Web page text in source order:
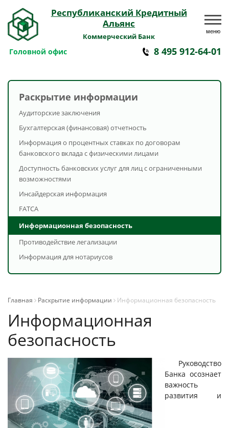
Республиканский Кредитный
Альянс
Коммерческий Банк
меню
Головной офис 8 495 912-64-01
Раскрытие информации
Аудиторские заключения
Бухгалтерская (финансовая) отчетность
Информация о процентных ставках по договорам
банковского вклада с физическими лицами
Доступность банковских услуг для лиц с ограниченными
возможностями
Инсайдерская информация
FATCA
Информационная безопасность
Противодействие легализации
Информация для нотариусов
Главная Раскрытие информации Информационная безопасность
Информационная
безопасность
Руководство
Банка осознает
важность
развития и